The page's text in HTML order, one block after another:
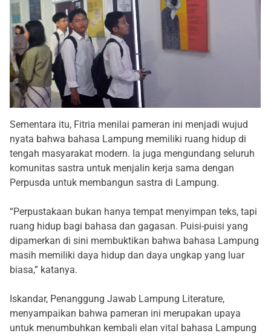
Sementara itu, Fitria menilai pameran ini menjadi wujud
nyata bahwa bahasa Lampung memiliki ruang hidup di
tengah masyarakat modern. Ia juga mengundang seluruh
komunitas sastra untuk menjalin kerja sama dengan
Perpusda untuk membangun sastra di Lampung.
“Perpustakaan bukan hanya tempat menyimpan teks, tapi
ruang hidup bagi bahasa dan gagasan. Puisi-puisi yang
dipamerkan di sini membuktikan bahwa bahasa Lampung
masih memiliki daya hidup dan daya ungkap yang luar
biasa,” katanya.
Iskandar, Penanggung Jawab Lampung Literature,
menyampaikan bahwa pameran ini merupakan upaya
untuk menumbuhkan kembali elan vital bahasa Lampung